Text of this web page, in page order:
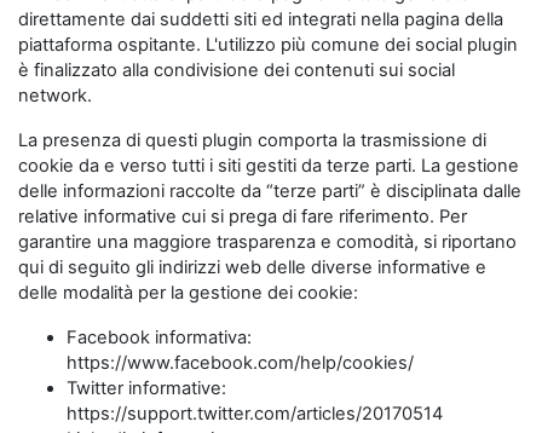
direttamente dai suddetti siti ed integrati nella pagina della
piattaforma ospitante. L'utilizzo più comune dei social plugin
è finalizzato alla condivisione dei contenuti sui social
network.
La presenza di questi plugin comporta la trasmissione di
cookie da e verso tutti i siti gestiti da terze parti. La gestione
delle informazioni raccolte da “terze parti” è disciplinata dalle
relative informative cui si prega di fare riferimento. Per
garantire una maggiore trasparenza e comodità, si riportano
qui di seguito gli indirizzi web delle diverse informative e
delle modalità per la gestione dei cookie:
Facebook informativa:
https://www.facebook.com/help/cookies/
Twitter informative:
https://support.twitter.com/articles/20170514